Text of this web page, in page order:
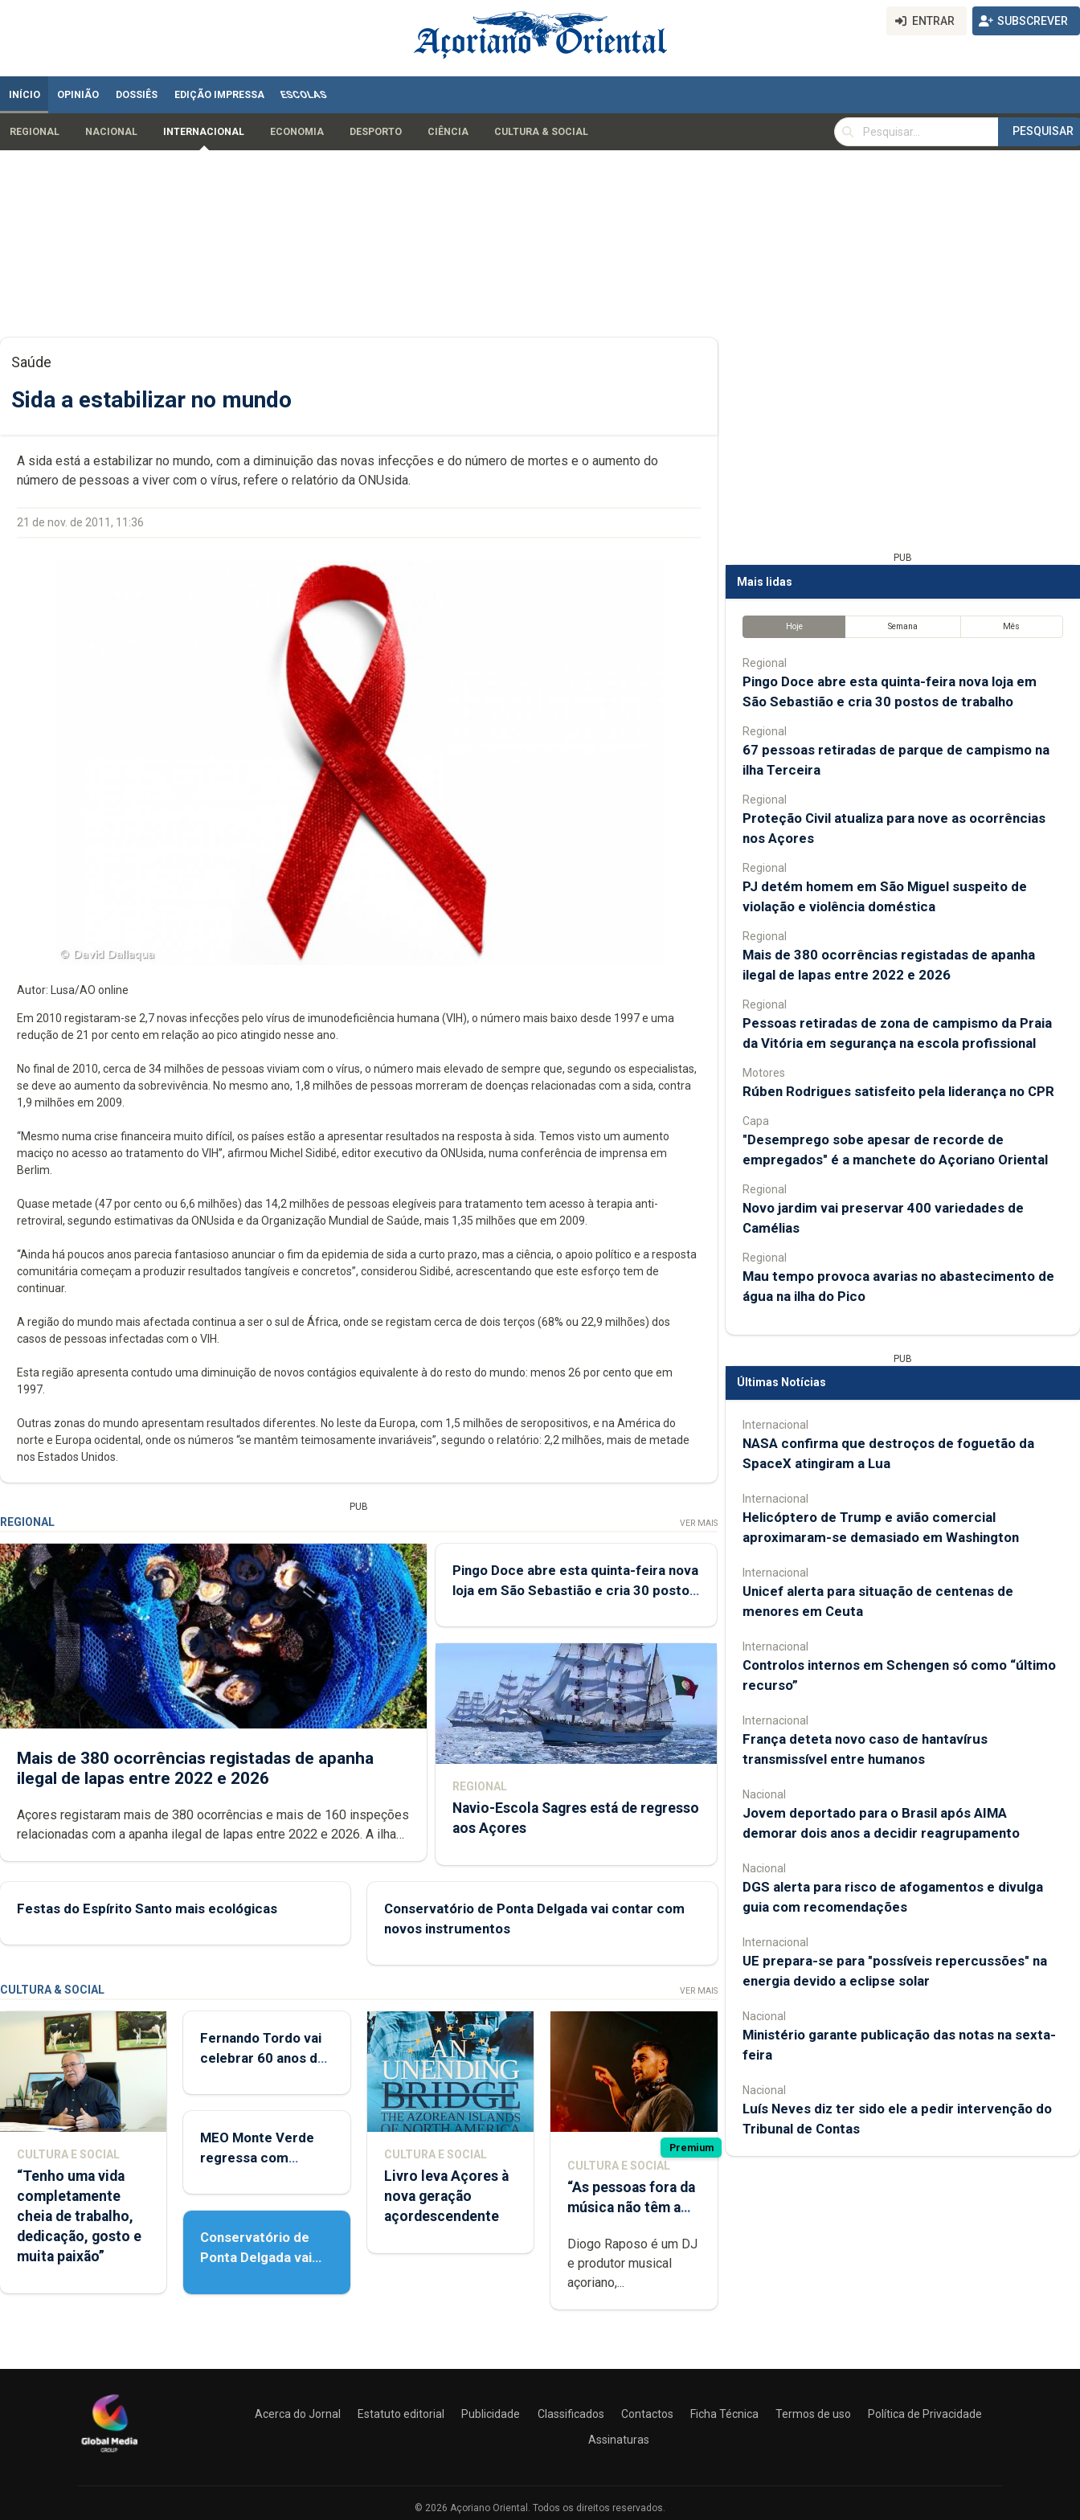
ENTRAR SUBSCREVER
INÍCIO OPINIÃO DOSSIÊS EDIÇÃO IMPRESSA ESCOLAS
REGIONAL NACIONAL INTERNACIONAL ECONOMIA DESPORTO CIÊNCIA CULTURA & SOCIAL
PESQUISAR
PESQUISAR
Saúde
Sida a estabilizar no mundo
A sida está a estabilizar no mundo, com a diminuição das novas infecções e do número de mortes e o aumento do
número de pessoas a viver com o vírus, refere o relatório da ONUsida.
21 de nov. de 2011, 11:36
Autor: Lusa/AO online
Em 2010 registaram-se 2,7 novas infecções pelo vírus de imunodeficiência humana (VIH), o número mais baixo desde 1997 e uma
redução de 21 por cento em relação ao pico atingido nesse ano.
No final de 2010, cerca de 34 milhões de pessoas viviam com o vírus, o número mais elevado de sempre que, segundo os especialistas,
se deve ao aumento da sobrevivência. No mesmo ano, 1,8 milhões de pessoas morreram de doenças relacionadas com a sida, contra
1,9 milhões em 2009.
“Mesmo numa crise financeira muito difícil, os países estão a apresentar resultados na resposta à sida. Temos visto um aumento
maciço no acesso ao tratamento do VIH”, afirmou Michel Sidibé, editor executivo da ONUsida, numa conferência de imprensa em
Berlim.
Quase metade (47 por cento ou 6,6 milhões) das 14,2 milhões de pessoas elegíveis para tratamento tem acesso à terapia anti-
retroviral, segundo estimativas da ONUsida e da Organização Mundial de Saúde, mais 1,35 milhões que em 2009.
“Ainda há poucos anos parecia fantasioso anunciar o fim da epidemia de sida a curto prazo, mas a ciência, o apoio político e a resposta
comunitária começam a produzir resultados tangíveis e concretos”, considerou Sidibé, acrescentando que este esforço tem de
continuar.
A região do mundo mais afectada continua a ser o sul de África, onde se registam cerca de dois terços (68% ou 22,9 milhões) dos
casos de pessoas infectadas com o VIH.
Esta região apresenta contudo uma diminuição de novos contágios equivalente à do resto do mundo: menos 26 por cento que em
1997.
Outras zonas do mundo apresentam resultados diferentes. No leste da Europa, com 1,5 milhões de seropositivos, e na América do
norte e Europa ocidental, onde os números “se mantêm teimosamente invariáveis”, segundo o relatório: 2,2 milhões, mais de metade
nos Estados Unidos.
PUB
REGIONAL VER MAIS
Mais de 380 ocorrências registadas de apanha
ilegal de lapas entre 2022 e 2026
Açores registaram mais de 380 ocorrências e mais de 160 inspeções
relacionadas com a apanha ilegal de lapas entre 2022 e 2026. A ilha
Pingo Doce abre esta quinta-feira nova
loja em São Sebastião e cria 30 postos
REGIONAL
Navio-Escola Sagres está de regresso
aos Açores
Festas do Espírito Santo mais ecológicas
Conservatório de Ponta Delgada vai contar com
novos instrumentos
CULTURA & SOCIAL VER MAIS
CULTURA E SOCIAL
“Tenho uma vida
completamente
cheia de trabalho,
dedicação, gosto e
muita paixão”
Fernando Tordo vai
celebrar 60 anos de
Micaelense
MEO Monte Verde
regressa com
acessibilidade
Conservatório de
Ponta Delgada vai
instrumentos
CULTURA E SOCIAL
Livro leva Açores à
nova geração
açordescendente
Premium
CULTURA E SOCIAL
“As pessoas fora da
música não têm a
difícil é produzir
uma música”
Diogo Raposo é um DJ
e produtor musical
açoriano,...
PUB
Mais lidas
Hoje Semana Mês
Regional
Pingo Doce abre esta quinta-feira nova loja em
São Sebastião e cria 30 postos de trabalho
Regional
67 pessoas retiradas de parque de campismo na
ilha Terceira
Regional
Proteção Civil atualiza para nove as ocorrências
nos Açores
Regional
PJ detém homem em São Miguel suspeito de
violação e violência doméstica
Regional
Mais de 380 ocorrências registadas de apanha
ilegal de lapas entre 2022 e 2026
Regional
Pessoas retiradas de zona de campismo da Praia
da Vitória em segurança na escola profissional
Motores
Rúben Rodrigues satisfeito pela liderança no CPR
Capa
"Desemprego sobe apesar de recorde de
empregados" é a manchete do Açoriano Oriental
Regional
Novo jardim vai preservar 400 variedades de
Camélias
Regional
Mau tempo provoca avarias no abastecimento de
água na ilha do Pico
PUB
Últimas Notícias
Internacional
NASA confirma que destroços de foguetão da
SpaceX atingiram a Lua
Internacional
Helicóptero de Trump e avião comercial
aproximaram-se demasiado em Washington
Internacional
Unicef alerta para situação de centenas de
menores em Ceuta
Internacional
Controlos internos em Schengen só como “último
recurso”
Internacional
França deteta novo caso de hantavírus
transmissível entre humanos
Nacional
Jovem deportado para o Brasil após AIMA
demorar dois anos a decidir reagrupamento
Nacional
DGS alerta para risco de afogamentos e divulga
guia com recomendações
Internacional
UE prepara-se para "possíveis repercussões" na
energia devido a eclipse solar
Nacional
Ministério garante publicação das notas na sexta-
feira
Nacional
Luís Neves diz ter sido ele a pedir intervenção do
Tribunal de Contas
Acerca do Jornal Estatuto editorial Publicidade Classificados Contactos Ficha Técnica Termos de uso
Política de Privacidade
Assinaturas
© 2026 Açoriano Oriental. Todos os direitos reservados.